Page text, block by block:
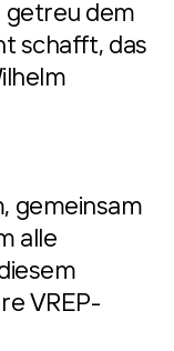
getreu dem
schafft, das
gemeinsam
alle
VREP-